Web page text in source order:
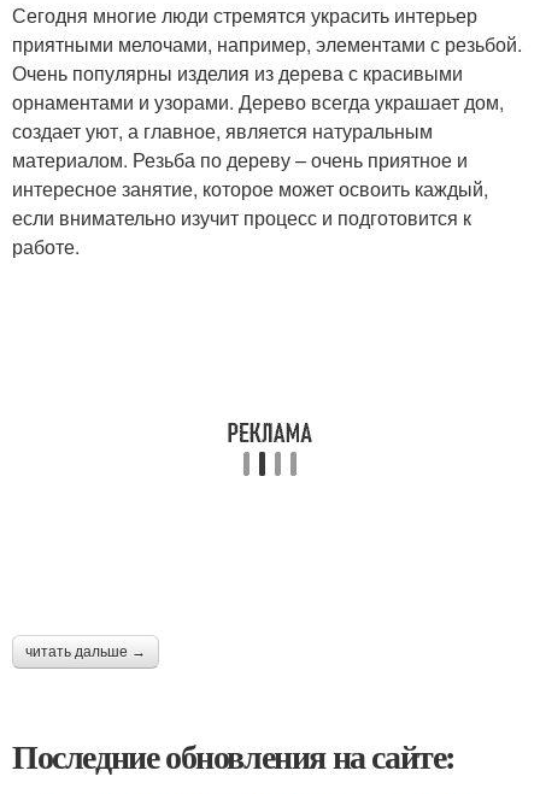
Сегодня многие люди стремятся украсить интерьер
приятными мелочами, например, элементами с резьбой.
Очень популярны изделия из дерева с красивыми
орнаментами и узорами. Дерево всегда украшает дом,
создает уют, а главное, является натуральным
материалом. Резьба по дереву – очень приятное и
интересное занятие, которое может освоить каждый,
если внимательно изучит процесс и подготовится к
работе.
читать дальше →
Последние обновления на сайте: